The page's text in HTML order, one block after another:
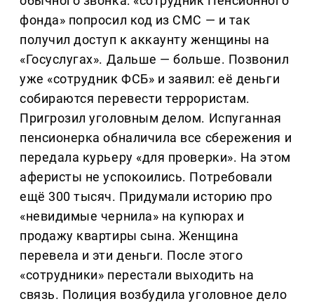
фонда» попросил код из СМС — и так
получил доступ к аккаунту женщины на
«Госуслугах». Дальше — больше. Позвонил
уже «сотрудник ФСБ» и заявил: её деньги
собираются перевести террористам.
Пригрозил уголовным делом. Испуганная
пенсионерка обналичила все сбережения и
передала курьеру «для проверки». На этом
аферисты не успокоились. Потребовали
ещё 300 тысяч. Придумали историю про
«невидимые чернила» на купюрах и
продажу квартиры сына. Женщина
перевела и эти деньги. После этого
«сотрудники» перестали выходить на
связь. Полиция возбудила уголовное дело